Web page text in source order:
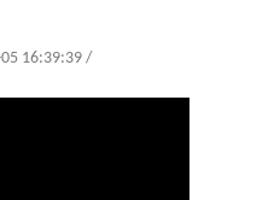
16:39:39 /